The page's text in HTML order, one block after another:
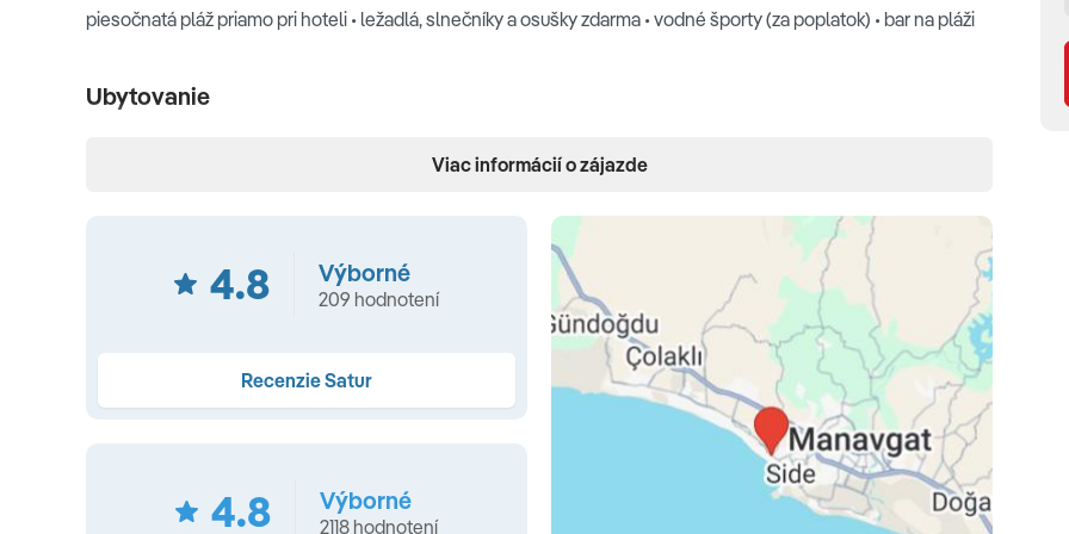
piesočnatá pláž priamo pri hoteli • ležadlá, slnečníky a osušky zdarma • vodné športy (za poplatok) • bar na pláži
Ubytovanie
nealkoholickými nápojmi a pivom) • WiFi • župany a papuče • balkón
s výhľadom na krajinu alebo do záhrady (23-28 m2, situovaná v hlavnej budove alebo v ANEX
budove, manželská posteľ alebo dve oddelené lôžka, možnosť prístelky, výhľad na krajinu alebo do záhrady,
balkón, max 3 osoby)
s výhľadom na more (23-28 m2, situovaná v hlavnej budove alebo v ANEX budove, manželská
posteľ alebo dve oddelené lôžka, možnosť prístelky, bočný alebo priamy výhľad na more, balkón, max 3 osoby)
(35 m2, situovaná v hlavnej budove, manželská posteľ, možnosť prístelky, priamy výhľad na more, balkón,
Viac informácií o zájazde
4.8 Výborné
209 hodnotení
Recenzie Satur
4.8 Výborné
2118 hodnotení